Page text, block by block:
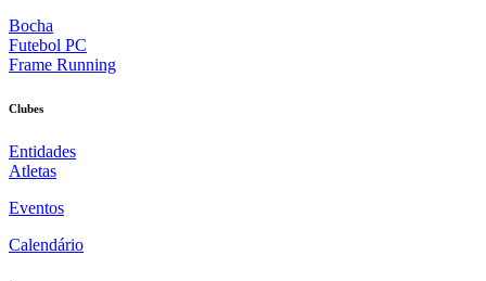
Bocha
Futebol PC
Frame Running
Clubes
Entidades
Atletas
Eventos
Calendário